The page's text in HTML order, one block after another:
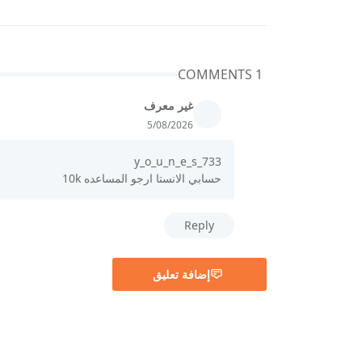
1 COMMENTS
غير معرف
5/08/2026
y_o_u_n_e_s_733
حسابي الانستا ارجو المساعده 10k
Reply
إضافة تعليق